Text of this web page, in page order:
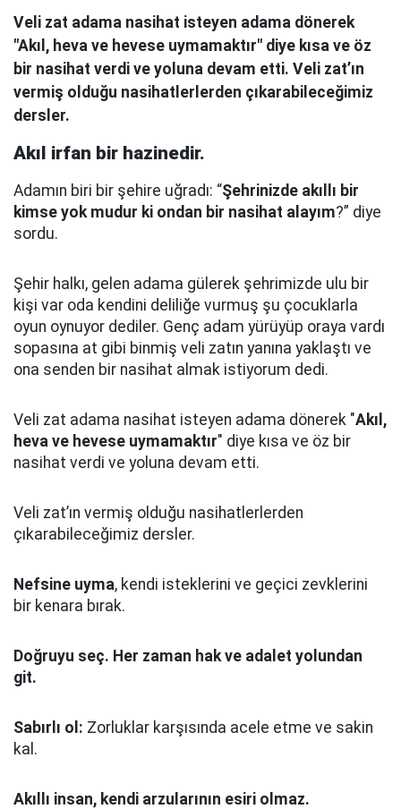
Veli zat adama nasihat isteyen adama dönerek
"Akıl, heva ve hevese uymamaktır" diye kısa ve öz
bir nasihat verdi ve yoluna devam etti. Veli zat’ın
vermiş olduğu nasihatlerlerden çıkarabileceğimiz
dersler.
Akıl irfan bir hazinedir.
Adamın biri bir şehire uğradı: “Şehrinizde akıllı bir
kimse yok mudur ki ondan bir nasihat alayım?” diye
sordu.
Şehir halkı, gelen adama gülerek şehrimizde ulu bir
kişi var oda kendini deliliğe vurmuş şu çocuklarla
oyun oynuyor dediler. Genç adam yürüyüp oraya vardı
sopasına at gibi binmiş veli zatın yanına yaklaştı ve
ona senden bir nasihat almak istiyorum dedi.
Veli zat adama nasihat isteyen adama dönerek "Akıl,
heva ve hevese uymamaktır" diye kısa ve öz bir
nasihat verdi ve yoluna devam etti.
Veli zat’ın vermiş olduğu nasihatlerlerden
çıkarabileceğimiz dersler.
Nefsine uyma, kendi isteklerini ve geçici zevklerini
bir kenara bırak.
Doğruyu seç. Her zaman hak ve adalet yolundan
git.
Sabırlı ol: Zorluklar karşısında acele etme ve sakin
kal.
Akıllı insan, kendi arzularının esiri olmaz.